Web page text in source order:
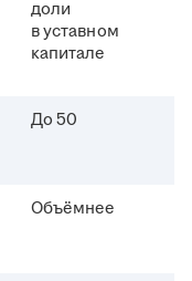
доли
в уставном
капитале
До 50
Объёмнее